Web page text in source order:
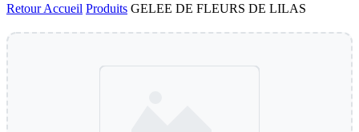
RetourAccueil Produits GELEE DE FLEURS DE LILAS